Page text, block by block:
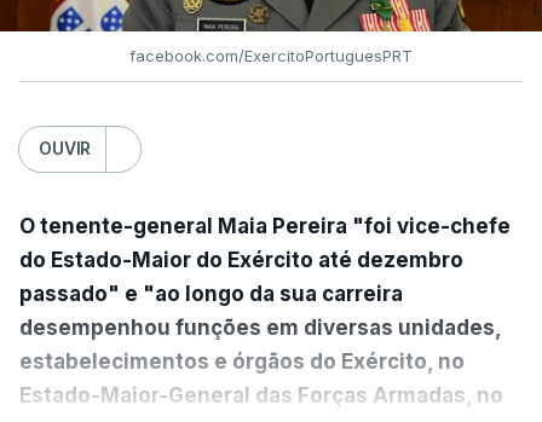
facebook.com/ExercitoPortuguesPRT
OUVIR
O tenente-general Maia Pereira "foi vice-chefe
do Estado-Maior do Exército até dezembro
passado" e "ao longo da sua carreira
desempenhou funções em diversas unidades,
estabelecimentos e órgãos do Exército, no
Estado-Maior-General das Forças Armadas, no